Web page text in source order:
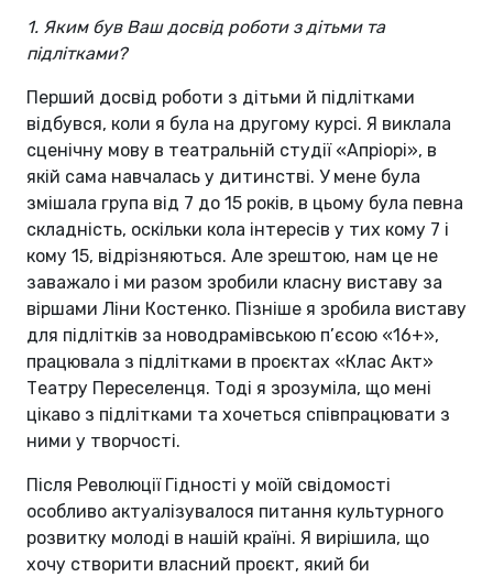
1. Яким був Ваш досвід роботи з дітьми та
підлітками?
Перший досвід роботи з дітьми й підлітками
відбувся, коли я була на другому курсі. Я виклала
сценічну мову в театральній студії «Апріорі», в
якій сама навчалась у дитинстві. У мене була
змішала група від 7 до 15 років, в цьому була певна
складність, оскільки кола інтересів у тих кому 7 і
кому 15, відрізняються. Але зрештою, нам це не
заважало і ми разом зробили класну виставу за
віршами Ліни Костенко. Пізніше я зробила виставу
для підлітків за новодрамівською п’єсою «16+»,
працювала з підлітками в проєктах «Клас Акт»
Театру Переселенця. Тоді я зрозуміла, що мені
цікаво з підлітками та хочеться співпрацювати з
ними у творчості.
Після Революції Гідності у моїй свідомості
особливо актуалізувалося питання культурного
розвитку молоді в нашій країні. Я вирішила, що
хочу створити власний проєкт, який би